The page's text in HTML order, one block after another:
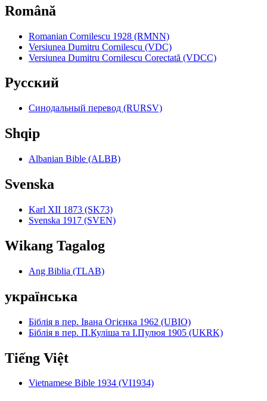
Română
Romanian Cornilescu 1928 (RMNN)
Versiunea Dumitru Cornilescu (VDC)
Versiunea Dumitru Cornilescu Corectată (VDCC)
Pyccкий
Синодальный перевод (RURSV)
Shqip
Albanian Bible (ALBB)
Svenska
Karl XII 1873 (SK73)
Svenska 1917 (SVEN)
Wikang Tagalog
Ang Biblia (TLAB)
українська
Біблія в пер. Івана Огієнка 1962 (UBIO)
Біблія в пер. П.Куліша та І.Пулюя 1905 (UKRK)
Tiếng Việt
Vietnamese Bible 1934 (VI1934)